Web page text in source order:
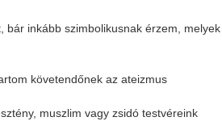
bár inkább szimbolikusnak érzem, melyek
követendőnek az ateizmus
muszlim vagy zsidó testvéreink